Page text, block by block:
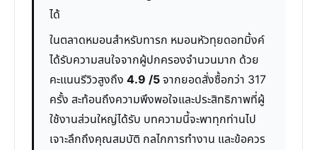
ได้
ในตลาดหมอนสำหรับทารก หมอนหัวทุยดอทมิ้งค์
ได้รับความสนใจจากผู้ปกครองจำนวนมาก ด้วย
คะแนนรีวิวสูงถึง 4.9 /5จากยอดสั่งซื้อกว่า 317
ครั้ง สะท้อนถึงความพึงพอใจและประสิทธิภาพที่ผู้
ใช้งานส่วนใหญ่ได้รับ บทความนี้จะพาทุกท่านไป
เจาะลึกถึงคุณสมบัติ กลไกการทำงาน และข้อควร